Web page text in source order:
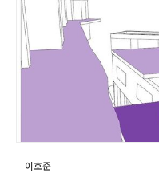
이호준